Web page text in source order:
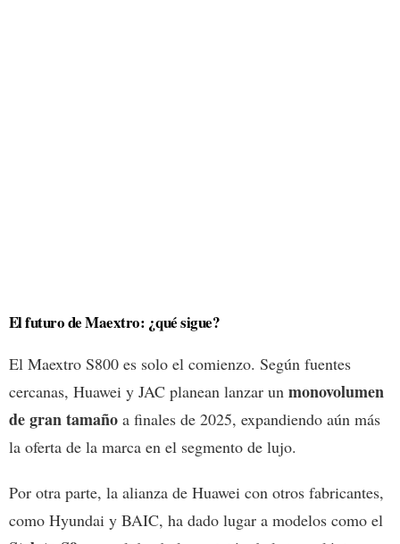
El futuro de Maextro: ¿qué sigue?
El Maextro S800 es solo el comienzo. Según fuentes
cercanas, Huawei y JAC planean lanzar un monovolumen
de gran tamaño a finales de 2025, expandiendo aún más
la oferta de la marca en el segmento de lujo.
Por otra parte, la alianza de Huawei con otros fabricantes,
como Hyundai y BAIC, ha dado lugar a modelos como el